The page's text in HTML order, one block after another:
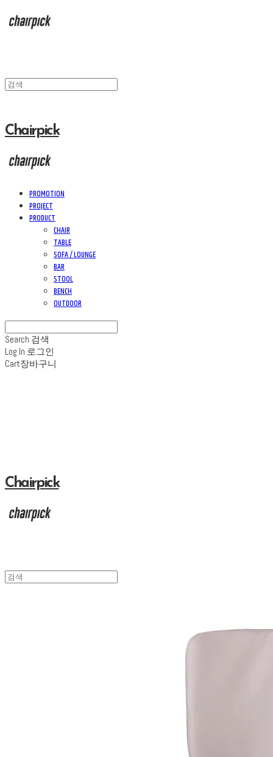
Chairpick
PROMOTION
PROJECT
PRODUCT
CHAIR
TABLE
SOFA / LOUNGE
BAR
STOOL
BENCH
OUTDOOR
Search 검색
Log In 로그인
Cart장바구니
Chairpick